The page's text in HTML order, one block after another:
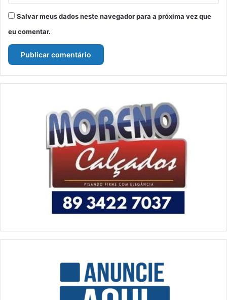
Salvar meus dados neste navegador para a próxima vez que
eu comentar.